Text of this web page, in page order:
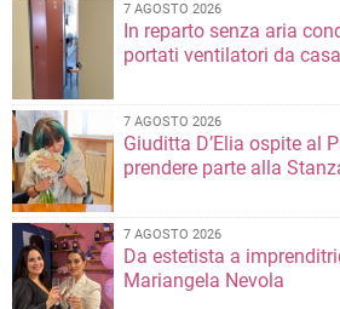
7 AGOSTO 2026
In reparto senza aria
portati ventilatori da
7 AGOSTO 2026
Giuditta D’Elia ospite al
prendere parte alla
7 AGOSTO 2026
Da estetista a
Mariangela Nevola